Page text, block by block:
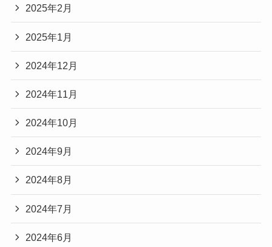
2025年2月
2025年1月
2024年12月
2024年11月
2024年10月
2024年9月
2024年8月
2024年7月
2024年6月